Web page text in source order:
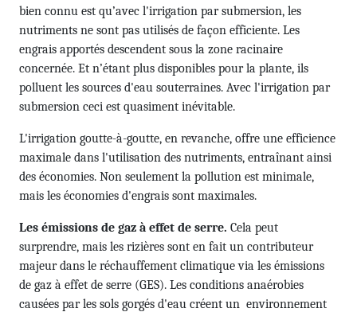
bien connu est qu’avec l'irrigation par submersion, les
nutriments ne sont pas utilisés de façon efficiente. Les
engrais apportés descendent sous la zone racinaire
concernée. Et n’étant plus disponibles pour la plante, ils
polluent les sources d'eau souterraines. Avec l'irrigation par
submersion ceci est quasiment inévitable.
L'irrigation goutte-à-goutte, en revanche, offre une efficience
maximale dans l'utilisation des nutriments, entraînant ainsi
des économies. Non seulement la pollution est minimale,
mais les économies d'engrais sont maximales.
Les émissions de gaz à effet de serre. Cela peut
surprendre, mais les rizières sont en fait un contributeur
majeur dans le réchauffement climatique via les émissions
de gaz à effet de serre (GES). Les conditions anaérobies
causées par les sols gorgés d'eau créent un environne­ment